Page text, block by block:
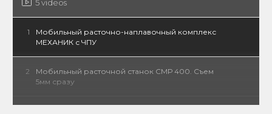
5 videos
1
Мобильный расточно-наплавочный комплекс
МЕХАНИК с ЧПУ
2
Мобильный расточной станок СМР 400. Съем
5мм сразу